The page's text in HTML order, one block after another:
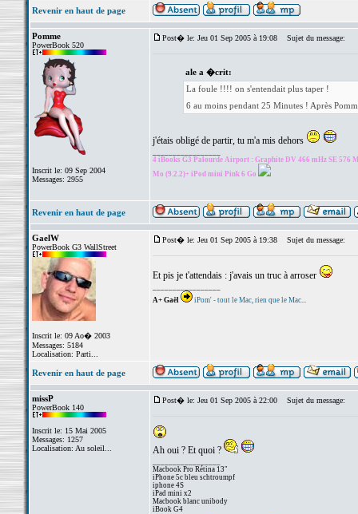
Revenir en haut de page
Pomme
PowerBook 520
Inscrit le: 09 Sep 2004
Messages: 2955
Post� le: Jeu 01 Sep 2005 à 19:08 Sujet du message:
ale a �crit:
La foule !!!! on s'entendait plus taper !
6 au moins pendant 25 Minutes ! Après
j'étais obligé de partir, tu m'a mis dehors
4 iBooks G3 Palourde Airport : Graphite DV 466 mHz SE 576
Mo (9.2.2)+ iPod mini Pink 6 Go
Revenir en haut de page
GaelW
PowerBook G3 WallStreet
Inscrit le: 09 Ao� 2003
Messages: 5184
Localisation: Parti...
Post� le: Jeu 01 Sep 2005 à 19:38 Sujet du message:
Et pis je t'attendais : j'avais un truc à arroser
A+ Gaël
iPom' - tout le Mac, rien que le Mac...
Revenir en haut de page
missP
PowerBook 140
Inscrit le: 15 Mai 2005
Messages: 1257
Localisation: Au soleil...
Post� le: Jeu 01 Sep 2005 à 22:00 Sujet du message:
Ah oui ? Et quoi ?
Macbook Pro Rétina 13"
iPhone 5c bleu schtroumpf
iphone 4S
iPad mini x2
Macbook blanc unibody
iBook G4